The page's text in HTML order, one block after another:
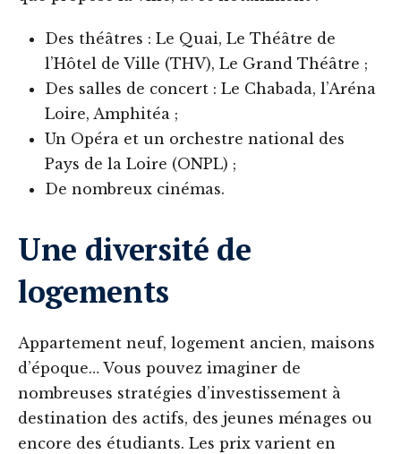
Des théâtres : Le Quai, Le Théâtre de
l’Hôtel de Ville (THV), Le Grand Théâtre ;
Des salles de concert : Le Chabada, l’Aréna
Loire, Amphitéa ;
Un Opéra et un orchestre national des
Pays de la Loire (ONPL) ;
De nombreux cinémas.
Une diversité de
logements‍
Appartement neuf, logement ancien, maisons
d’époque… Vous pouvez imaginer de
nombreuses stratégies d’investissement à
destination des actifs, des jeunes ménages ou
encore des étudiants. Les prix varient en